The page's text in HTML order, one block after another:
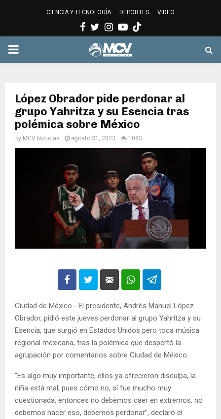
CIENCIA Y TECNOLOGÍA DEPORTES VIDEO
Facebook
Twitter
Instagram
Youtube
PRIMARY
López Obrador pide perdonar al
grupo Yahritza y su Esencia tras
polémica sobre México
by MCV Noticias agosto 31, 2023 1083
Ciudad de México.- El presidente, Andrés Manuel López
Obrador, pidió este jueves perdonar al grupo Yahritza y su
Esencia, que surgió en Estados Unidos pero toca música
regional mexicana, tras la polémica que despertó la
agrupación por comentarios sobre Ciudad de México.
“Es algo muy importante, ellos ya ofrecieron disculpa, la
niña está mal, pues cómo no, sí fue mucho muy
cuestionada, entonces no debemos caer en extremos, no
debemos hacer eso, debemos perdonar”, declaró el